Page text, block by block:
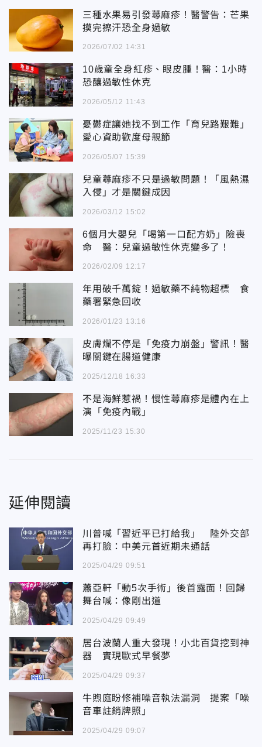
三種水果易引發蕁麻疹！醫警告：芒果
摸完擦汗恐全身過敏
2026/07/02 14:31
10歲童全身紅疹、眼皮腫！醫：1小時
恐釀過敏性休克
2026/05/12 11:43
憂鬱症讓她找不到工作「育兒路艱難」
愛心資助歡度母親節
2026/05/07 15:39
兒童蕁麻疹不只是過敏問題！「風熱濕
入侵」才是關鍵成因
2026/03/12 15:02
6個月大嬰兒「喝第一口配方奶」險喪
命 醫：兒童過敏性休克變多了！
2026/02/09 12:17
年用破千萬錠！過敏藥不純物超標 食
藥署緊急回收
2026/01/23 13:16
皮膚爛不停是「免疫力崩盤」警訊！醫
曝關鍵在腸道健康
2025/12/18 16:33
不是海鮮惹禍！慢性蕁麻疹是體內在上
演「免疫內戰」
2025/11/23 15:30
延伸閱讀
川普喊「習近平已打給我」 陸外交部
再打臉：中美元首近期未通話
2025/04/29 09:51
蕭亞軒「動5次手術」後首露面！回歸
舞台喊：像剛出道
2025/04/29 09:49
居台波蘭人重大發現！小北百貨挖到神
器 實現歐式早餐夢
2025/04/29 09:37
牛煦庭盼修補噪音執法漏洞 提案「噪
音車註銷牌照」
2025/04/29 09:07